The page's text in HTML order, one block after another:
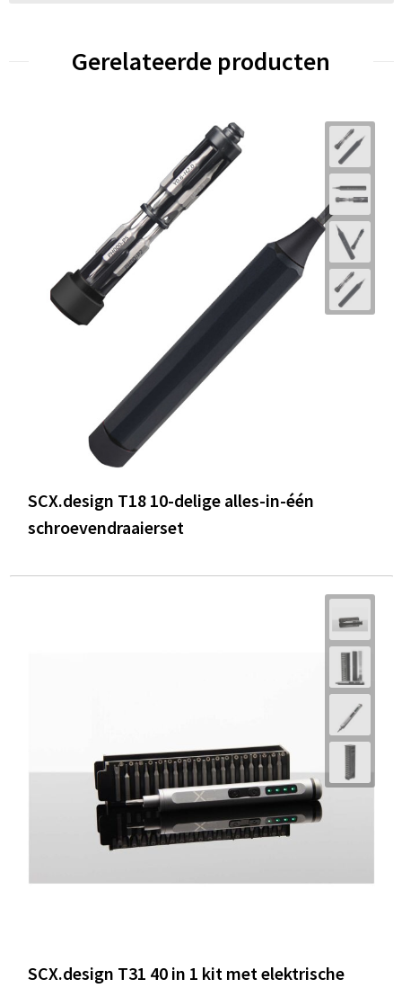
Gerelateerde producten
SCX.design T18 10-delige alles-in-één
schroevendraaierset
SCX.design T31 40 in 1 kit met elektrische